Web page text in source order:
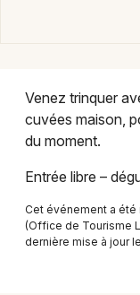
Soirées
Sorties famille
Expos
Sorties & loisirs
Toulouse
Venez trinquer
cuvées maison,
du moment.
Entrée libre –
Cet événement a
(Office de Tourisme
dernière mise à jour